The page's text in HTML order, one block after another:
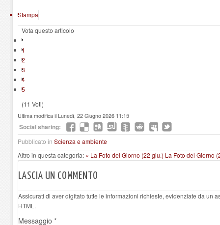
Stampa
Vota questo articolo
1
2
3
4
5
(11 Voti)
Ultima modifica il Lunedì, 22 Giugno 2026 11:15
Social sharing:
Pubblicato in Scienza e ambiente
Altro in questa categoria: « La Foto del Giorno (22 giu.) La Foto del Giorno
LASCIA UN COMMENTO
Assicurati di aver digitato tutte le informazioni richieste, evidenziate da un
HTML.
Messaggio *